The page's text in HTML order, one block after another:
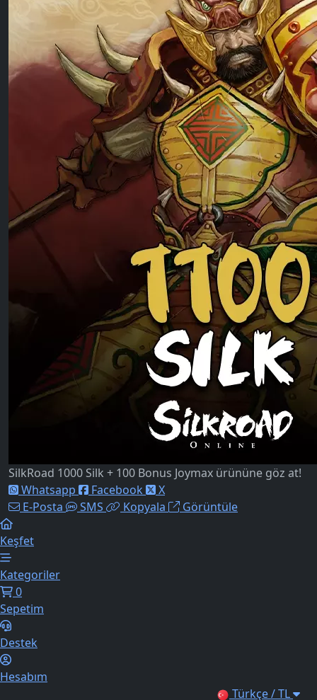
SilkRoad 1000 Silk + 100 Bonus Joymax ürününe göz at!
Whatsapp
Facebook
X
E-Posta
SMS Kopyala Görüntüle
Keşfet
Kategoriler
0
Sepetim
Destek
Hesabım
Türkçe / TL